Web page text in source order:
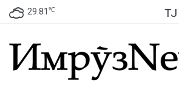
29.81 ℃ TJ